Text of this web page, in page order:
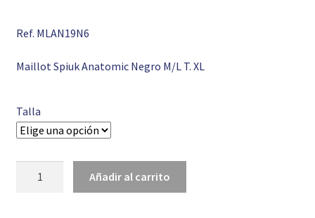
original
era:
es:
Ref. MLAN19N6
Maillot Spiuk Anatomic Negro M/L T. XL
Talla
Añadir al carrito